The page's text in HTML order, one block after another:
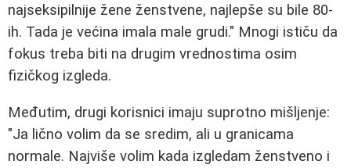
najseksipilnije žene ženstvene, najlepše su bile 80-
ih. Tada je većina imala male grudi." Mnogi ističu da
fokus treba biti na drugim vrednostima osim
fizičkog izgleda.
Međutim, drugi korisnici imaju suprotno mišljenje:
"Ja lično volim da se sredim, ali u granicama
normale. Najviše volim kada izgledam ženstveno i